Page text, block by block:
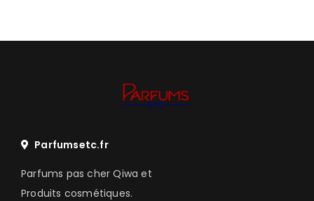
Parfumsetc.fr
Parfums pas cher Qiwa et
Produits cosmétiques.